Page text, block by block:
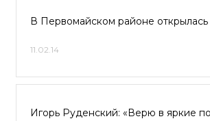
В Первомайском районе
11.02.14
Игорь Руденский: «Верю в яркие